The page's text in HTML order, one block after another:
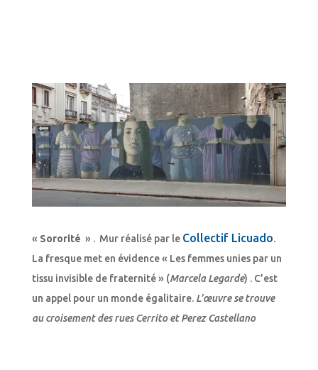
« Sororité » . Mur réalisé par le Collectif Licuado.
La fresque met en évidence « Les femmes unies par un
tissu invisible de fraternité » (Marcela Legarde) . C’est
un appel pour un monde égalitaire. L’œuvre se trouve
au croisement des rues Cerrito et Perez Castellano